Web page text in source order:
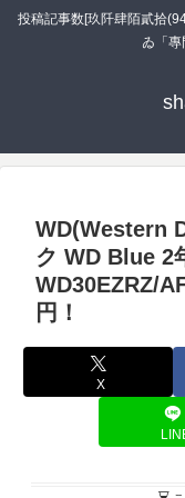
投稿記事数[玖阡肆陌貳拾
ゐ「專
WD(Western
ク WD Blue 2
WD30EZRZ/
円！
X